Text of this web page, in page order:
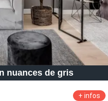
nuances de gris
+ infos